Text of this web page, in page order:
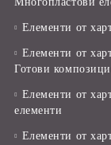
Елементи от
Елементи от
Готови
Елементи от
елементи
Елементи от